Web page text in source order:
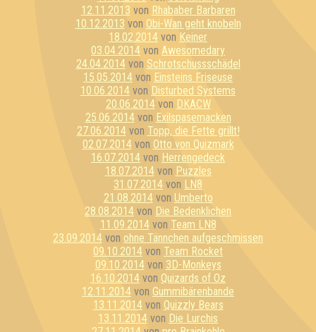
12.11.2013 von Rhababer Barbaren
10.12.2013 von Obi-Wan geht knobeln
18.02.2014 von Keiner
03.04.2014 von Awesomedary
24.04.2014von Schrotschussschädel
15.05.2014 von Einsteins Friseuse
10.06.2014 von Disturbed Systems
20.06.2014von DKACW
25.06.2014von Exilspasemacken
27.06.2014von Topp, die Fette grillt!
02.07.2014von Otto von Quizmark
16.07.2014 von Herrengedeck
18.07.2014von Puzzles
31.07.2014 von LN8
21.08.2014von Umberto
28.08.2014 von Die Bedenklichen
11.09.2014von Team LN8
23.09.2014 von ohne Tännchen aufgeschmissen
09.10.2014 von Team Rocket
09.10.2014von 3D-Monkeys
16.10.2014 von Quizards of Oz
12.11.2014 von Gummibärenbande
13.11.2014von Quizzly Bears
13.11.2014 von Die Lurchis